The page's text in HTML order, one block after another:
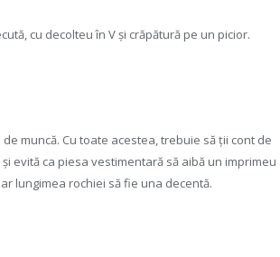
cu decolteu în V și crăpătură pe un picior.
muncă. Cu toate acestea, trebuie să ții cont de
evită ca piesa vestimentară să aibă un imprimeu
lungimea rochiei să fie una decentă.